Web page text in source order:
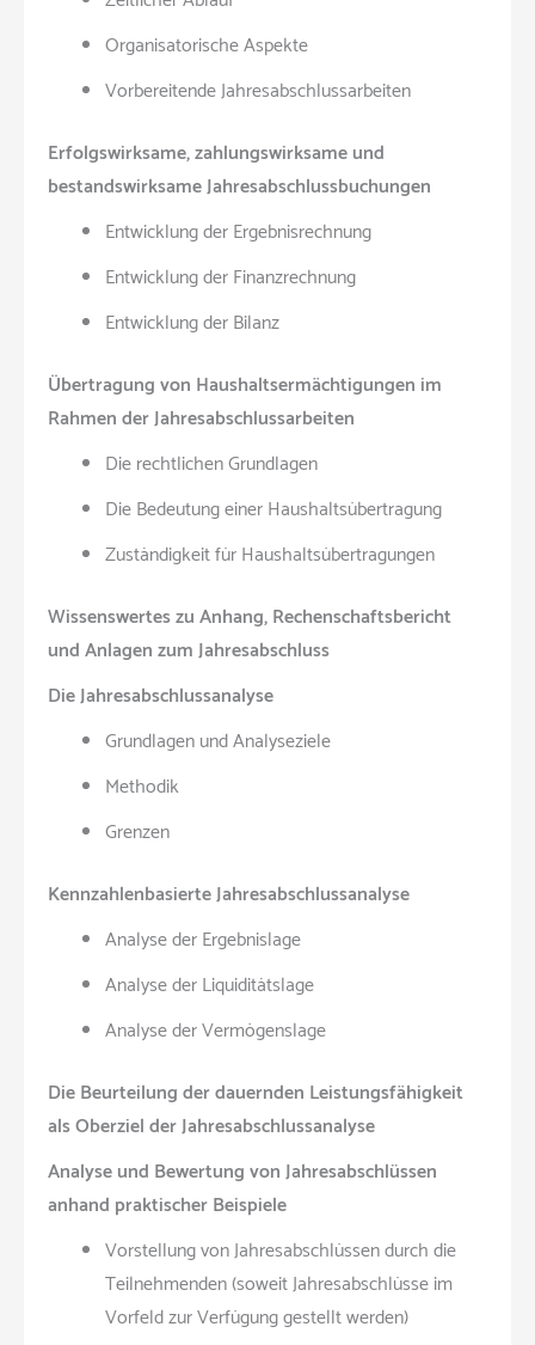
Organisatorische Aspekte
Vorbereitende Jahresabschlussarbeiten
Erfolgswirksame, zahlungswirksame und
bestandswirksame Jahresabschlussbuchungen
Entwicklung der Ergebnisrechnung
Entwicklung der Finanzrechnung
Entwicklung der Bilanz
Übertragung von Haushaltsermächtigungen im
Rahmen der Jahresabschlussarbeiten
Die rechtlichen Grundlagen
Die Bedeutung einer Haushaltsübertragung
Zuständigkeit für Haushaltsübertragungen
Wissenswertes zu Anhang, Rechenschaftsbericht
und Anlagen zum Jahresabschluss
Die Jahresabschlussanalyse
Grundlagen und Analyseziele
Methodik
Grenzen
Kennzahlenbasierte Jahresabschlussanalyse
Analyse der Ergebnislage
Analyse der Liquiditätslage
Analyse der Vermögenslage
Die Beurteilung der dauernden Leistungsfähigkeit
als Oberziel der Jahresabschlussanalyse
Analyse und Bewertung von Jahresabschlüssen
anhand praktischer Beispiele
Vorstellung von Jahresabschlüssen durch die
Teilnehmenden (soweit Jahresabschlüsse im
Vorfeld zur Verfügung gestellt werden)